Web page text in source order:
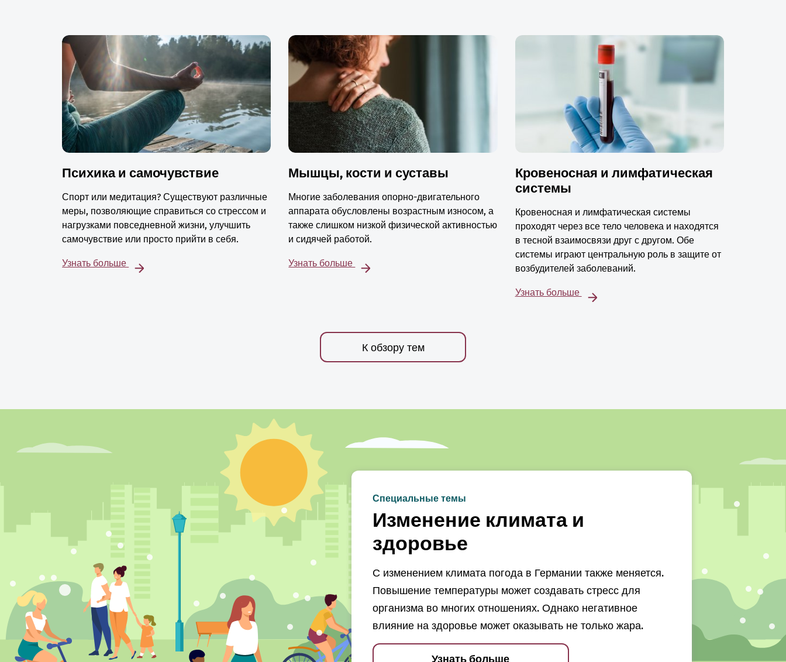
Психика и самочувствие
Спорт или медитация? Существуют различные
меры, позволяющие справиться со стрессом и
нагрузками повседневной жизни, улучшить
самочувствие или просто прийти в себя.
Узнать больше
Мышцы, кости и суставы
Многие заболевания опорно-двигательного
аппарата обусловлены возрастным износом, а
также слишком низкой физической активностью
и сидячей работой.
Узнать больше
Кровеносная и лимфатическая
системы
Кровеносная и лимфатическая системы
проходят через все тело человека и находятся
в тесной взаимосвязи друг с другом. Обе
системы играют центральную роль в защите от
возбудителей заболеваний.
Узнать больше
К обзору тем
Специальные темы
Изменение климата и
здоровье
С изменением климата погода в Германии также меняется.
Повышение температуры может создавать стресс для
организма во многих отношениях. Однако негативное
влияние на здоровье может оказывать не только жара.
Узнать больше